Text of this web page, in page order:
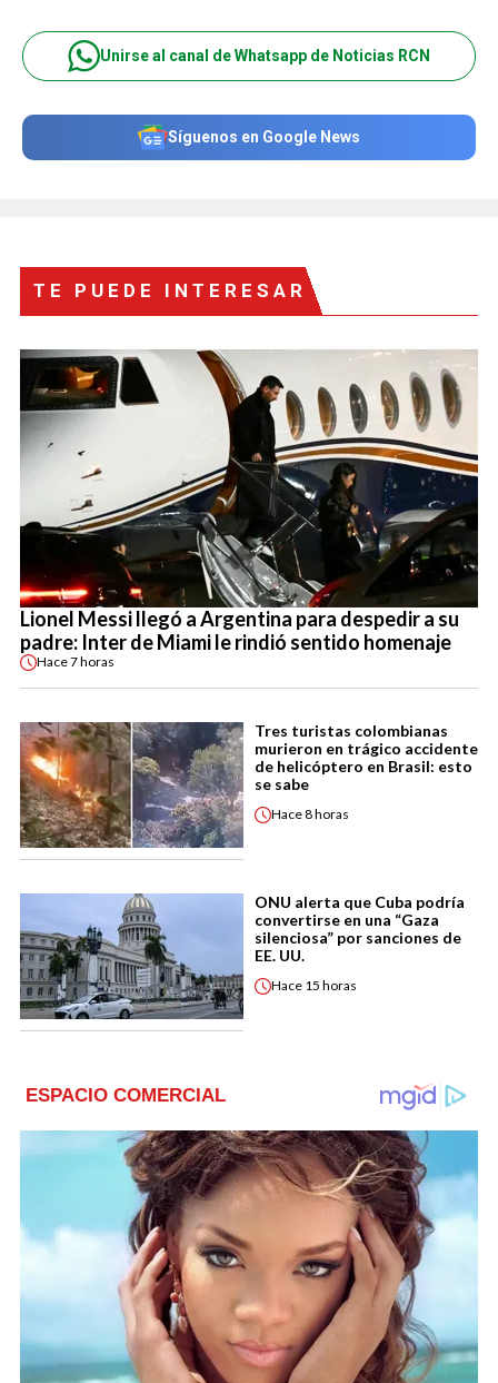
Unirse al canal de Whatsapp de Noticias RCN
Síguenos en Google News
TE PUEDE INTERESAR
Lionel Messi llegó a Argentina para despedir a su
padre: Inter de Miami le rindió sentido homenaje
Hace7 horas
Tres turistas colombianas
murieron en trágico accidente
de helicóptero en Brasil: esto
se sabe
Hace8 horas
ONU alerta que Cuba podría
convertirse en una “Gaza
silenciosa” por sanciones de
EE. UU.
Hace 15 horas